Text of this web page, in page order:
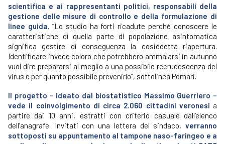
scientifica e ai rappresentanti politici, responsabili della
gestione delle misure di controllo e della formulazione di
linee guida. “Lo studio ha forti ricadute perché conoscere le
caratteristiche di quella parte di popolazione asintomatica
significa gestire di conseguenza la cosiddetta riapertura.
Identificare invece coloro che potrebbero ammalarsi in autunno
vuol dire prepararsi al meglio a una possibile recrudescenza del
virus e per quanto possibile prevenirlo”, sottolinea Pomari.
Il progetto – ideato dal biostatistico Massimo Guerriero –
vede il coinvolgimento di circa 2.060 cittadini veronesi a
partire dai 10 anni, estratti con criterio casuale dall’elenco
dell’anagrafe. Invitati con una lettera del sindaco, verranno
sottoposti su appuntamento al tampone naso-faringeo e a